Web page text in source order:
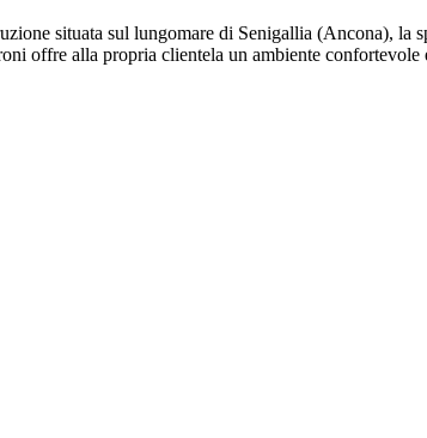
situata sul lungomare di Senigallia (Ancona), la
offre alla propria clientela un ambiente confortevole